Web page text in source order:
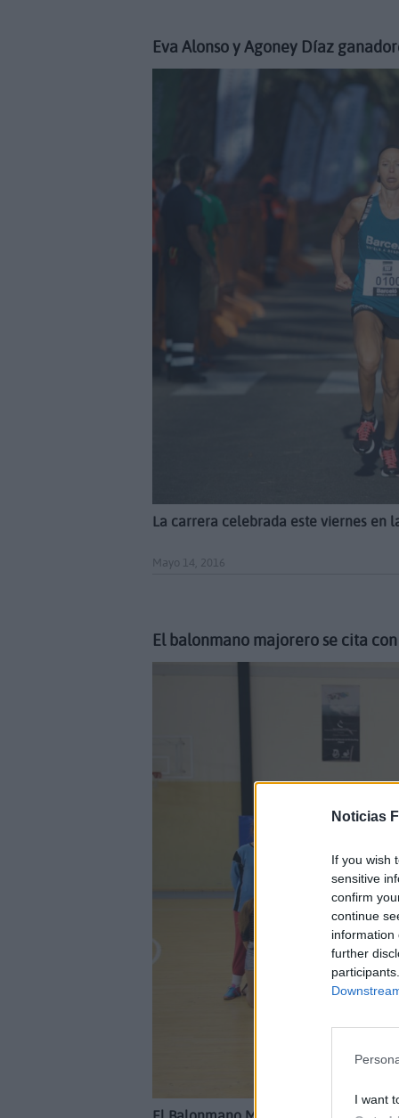
Noticias
If you wish
sensitive
confirm
continue
information
further
I want
Eva Alonso y Agoney Díaz
La carrera celebrada este viernes en
Mayo 14, 2016
El balonmano majorero se cita